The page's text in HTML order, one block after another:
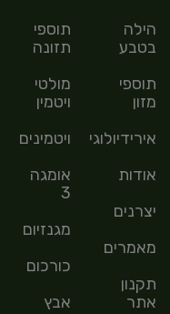
הילה
בטבע
תוספי
מזון
אירידיולוגיה
אודות
יצרנים
מאמרים
תקנון
אתר
תוספי
תזונה
מולטי
ויטמין
ויטמינים
אומגה
3
מגנזיום
כורכום
אבץ